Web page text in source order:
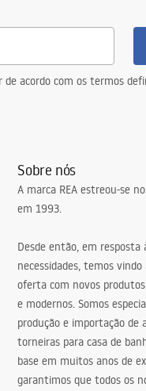
acordo com os termos
Sobre nós
A marca REA estreou-se
em 1993.
Desde então, em resposta
necessidades, temos
oferta com novos
e modernos. Somos
produção e importação de
torneiras para casa de
base em muitos anos de
garantimos que todos os